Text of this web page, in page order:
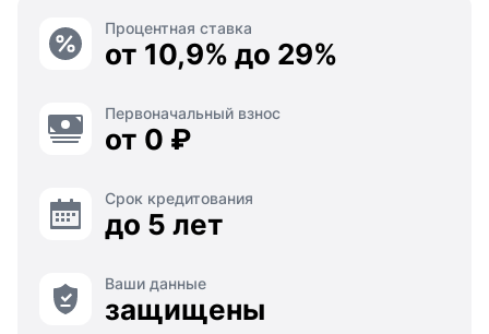
Процентная ставка
от 10,9% до 29%
Первоначальный взнос
от 0 ₽
Срок кредитования
до 5 лет
Ваши данные
защищены